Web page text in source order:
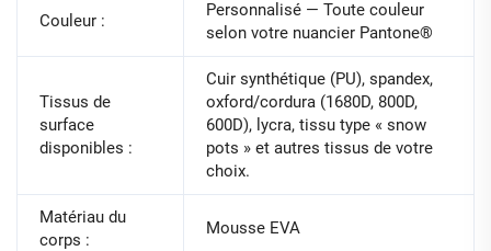
Couleur :
Personnalisé — Toute couleur
selon votre nuancier Pantone®
Tissus de
surface
disponibles :
Cuir synthétique (PU), spandex,
oxford/cordura (1680D, 800D,
600D), lycra, tissu type « snow
pots » et autres tissus de votre
choix.
Matériau du
corps :
Mousse EVA